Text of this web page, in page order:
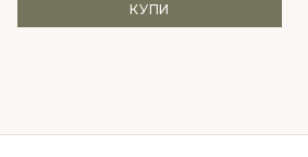
КУПИ